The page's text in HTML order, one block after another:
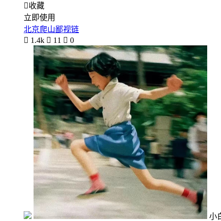
收藏
立即使用
北京爬山鄙视链
 1.4k  11  0
小